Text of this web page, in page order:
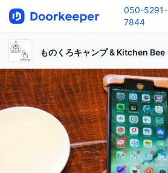
050-5291-
7844
ものくろキャンプ & Kitchen Bee